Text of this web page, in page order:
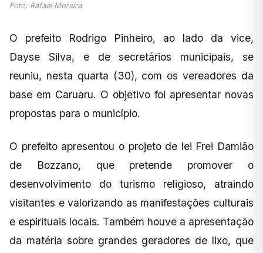
Foto: Rafael Moreira
O prefeito Rodrigo Pinheiro, ao lado da vice,
Dayse Silva, e de secretários municipais, se
reuniu, nesta quarta (30), com os vereadores da
base em Caruaru. O objetivo foi apresentar novas
propostas para o município.
O prefeito apresentou o projeto de lei Frei Damião
de Bozzano, que pretende promover o
desenvolvimento do turismo religioso, atraindo
visitantes e valorizando as manifestações culturais
e espirituais locais. Também houve a apresentação
da matéria sobre grandes geradores de lixo, que